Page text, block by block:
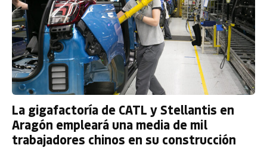
La gigafactoría de CATL y Stellantis en
Aragón empleará una media de mil
trabajadores chinos en su construcción